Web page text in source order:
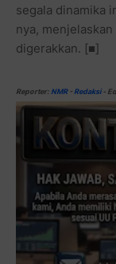
segala dinamika
nya,
digerakkan. [■]
Reporter: NMR - Redaksi-